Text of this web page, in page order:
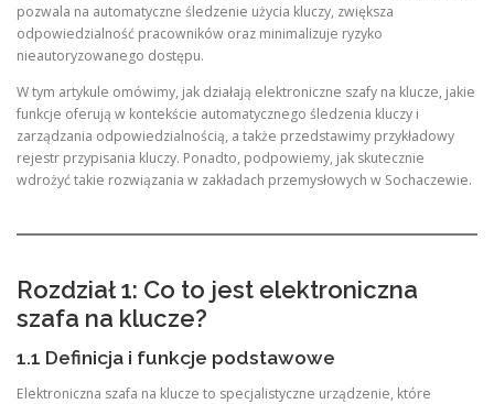
pozwala na automatyczne śledzenie użycia kluczy, zwiększa
odpowiedzialność pracowników oraz minimalizuje ryzyko
nieautoryzowanego dostępu.
W tym artykule omówimy, jak działają elektroniczne szafy na klucze, jakie
funkcje oferują w kontekście automatycznego śledzenia kluczy i
zarządzania odpowiedzialnością, a także przedstawimy przykładowy
rejestr przypisania kluczy. Ponadto, podpowiemy, jak skutecznie
wdrożyć takie rozwiązania w zakładach przemysłowych w Sochaczewie.
Rozdział 1: Co to jest elektroniczna
szafa na klucze?
1.1 Definicja i funkcje podstawowe
Elektroniczna szafa na klucze to specjalistyczne urządzenie, które